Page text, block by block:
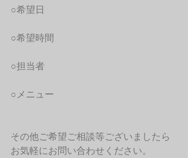
○希望日
○希望時間
○担当者
○メニュー
その他ご希望ご相談等ございましたら
お気軽にお問い合わせください。